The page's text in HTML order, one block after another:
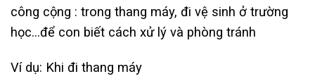
công cộng : trong thang máy, đi vệ sinh ở trường
học…để con biết cách xử lý và phòng tránh
Ví dụ: Khi đi thang máy